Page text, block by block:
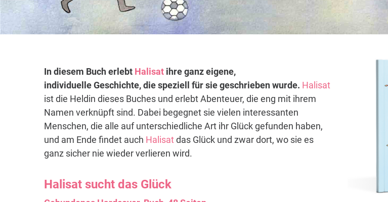
In diesem Buch erlebt Halisat ihre ganz eigene,
individuelle Geschichte, die speziell für sie geschrieben wurde. Halisat
ist die Heldin dieses Buches und erlebt Abenteuer, die eng mit ihrem
Namen verknüpft sind. Dabei begegnet sie vielen interessanten
Menschen, die alle auf unterschiedliche Art ihr Glück gefunden haben,
und am Ende findet auch Halisatdas Glück und zwar dort, wo sie es
ganz sicher nie wieder verlieren wird.
Halisat sucht das Glück